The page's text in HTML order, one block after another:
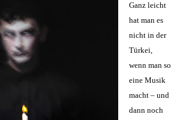
Ganz leicht
hat man es
nicht in der
Türkei,
wenn man so
eine Musik
macht – und
dann noch